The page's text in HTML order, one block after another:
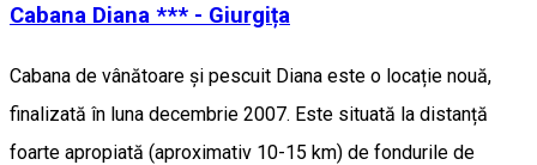
Cabana Diana *** - Giurgița
Cabana de vânătoare și pescuit Diana este o locație nouă,
finalizată în luna decembrie 2007. Este situată la distanță
foarte apropiată (aproximativ 10-15 km) de fondurile de